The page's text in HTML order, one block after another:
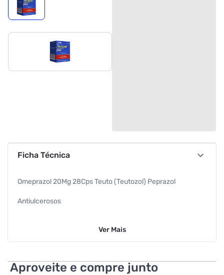
Ficha Técnica
Omeprazol 20Mg 28Cps Teuto (Teutozol) Peprazol
Antiulcerosos
Ver Mais
Aproveite e compre junto